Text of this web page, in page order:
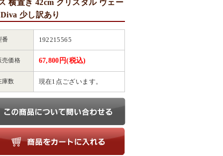
横置き 42cm クリスタル ヴェー
少し訳あり
番 192215565
売価格 67,800円(税込)
庫数 現在1点ございます。